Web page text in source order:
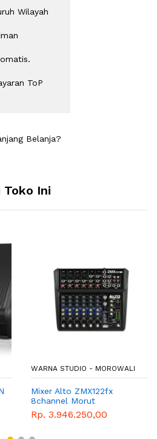
Wilayah
ToP
Belanja?
Toko Ini
WARNA STUDIO - MOROWALI
Mixer Alto ZMX122fx
8channel Morut
Rp. 3.946.250,00